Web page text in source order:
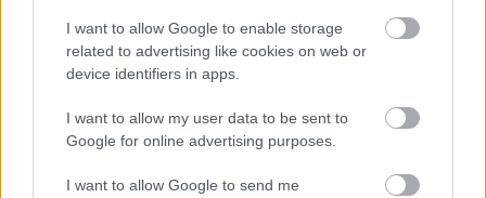
I want to allow Google to enable storage
related to advertising like cookies on web or
device identifiers in apps.
I want to allow my user data to be sent to
Google for online advertising purposes.
I want to allow Google to send me